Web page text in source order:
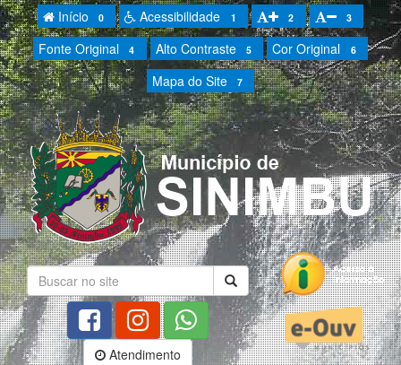
Início 0 Acessibilidade 1 2 3
Fonte Original 4 Alto Contraste 5 Cor Original 6
Mapa do Site 7
Atendimento